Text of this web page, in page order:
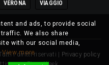
VERONA VIAGGIO
i diritti riservati | Privacy policy
and ads, to provide social
We also share
with our social media,
View more